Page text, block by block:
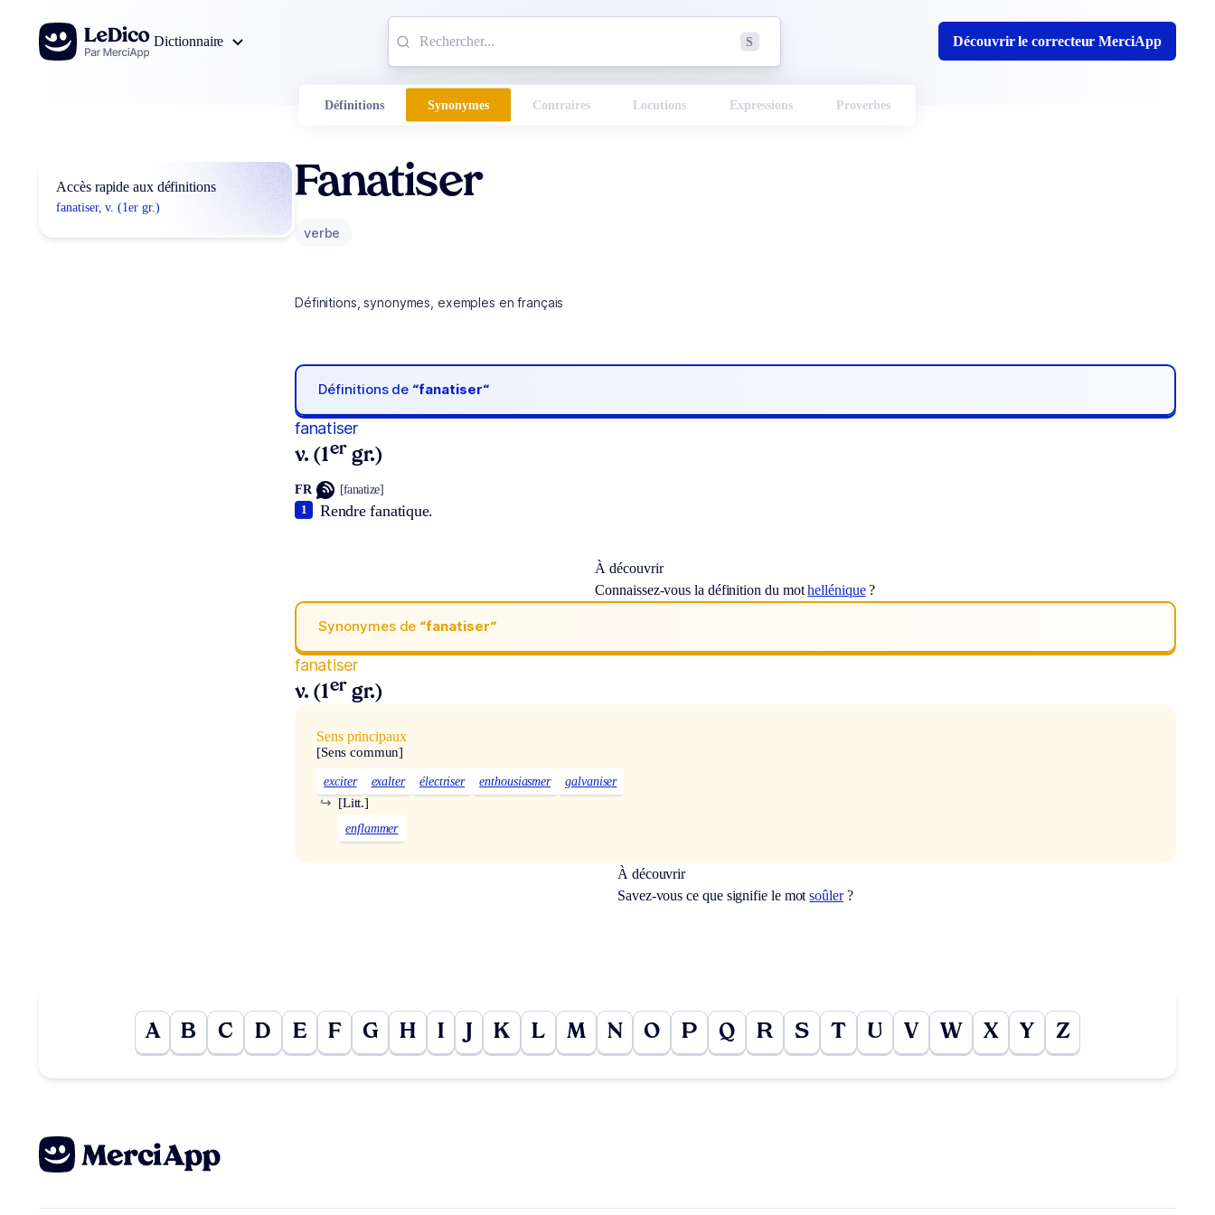
Aller au contenu
Dictionnaire
S Découvrir le correcteur MerciApp
Définitions Synonymes Contraires Locutions Expressions Proverbes
Accès rapide aux définitions
fanatiser, v. (1er gr.)
Fanatiser
verbe
Définitions, synonymes, exemples en français
Définitions de “fanatiser“
fanatiser
v. (1er gr.)
FR [fanatize]
Rendre fanatique.
1
À découvrir
Connaissez-vous la définition du mothellénique?
Synonymes de “fanatiser“
fanatiser
v. (1er gr.)
Sens principaux
[Sens commun]
exciter exalter électriser enthousiasmer galvaniser
[Litt.]
↪
enflammer
À découvrir
Savez-vous ce que signifie le motsoûler?
A B C D E F G H I K L M N O P Q R S T U V W X Y Z